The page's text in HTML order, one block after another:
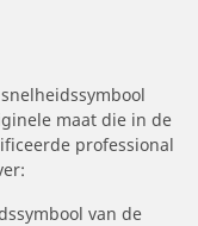
maat die in de
professional
van de